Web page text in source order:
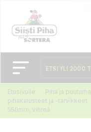
Etusivulle Piha ja puutarha
pihakalusteet ja -tarvikkeet
550mm, vihreä